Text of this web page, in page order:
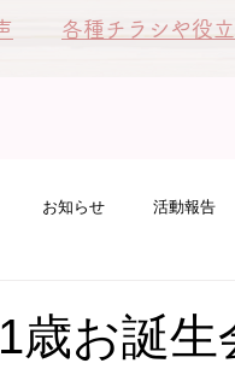
各種チラシや役
お知らせ 活動報告
お誕生